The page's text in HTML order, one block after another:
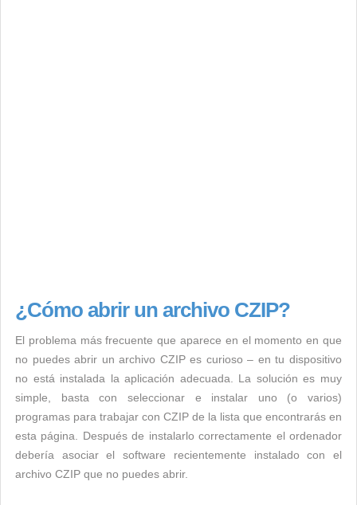
¿Cómo abrir un archivo CZIP?
El problema más frecuente que aparece en el momento en que
no puedes abrir un archivo CZIP es curioso – en tu dispositivo
no está instalada la aplicación adecuada. La solución es muy
simple, basta con seleccionar e instalar uno (o varios)
programas para trabajar con CZIP de la lista que encontrarás en
esta página. Después de instalarlo correctamente el ordenador
debería asociar el software recientemente instalado con el
archivo CZIP que no puedes abrir.